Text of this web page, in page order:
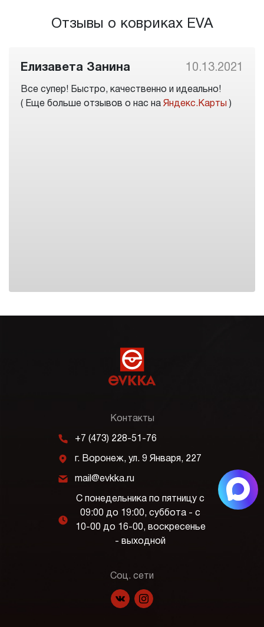
Отзывы о ковриках EVA
Елизавета Занина 10.13.2021
Все супер! Быстро, качественно и идеально!
( Еще больше отзывов о нас на Яндекс.Карты )
Контакты
m +7 (473) 228-51-76
j г. Воронеж, ул. 9 Января, 227
k mail@evkka.ru
l
С понедельника по пятницу с
09:00 до 19:00, суббота - с
10-00 до 16-00, воскресенье
- выходной
Соц. сети
f p